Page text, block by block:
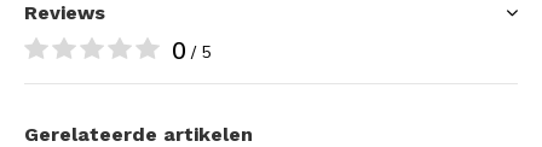
Reviews
0 / 5
Gerelateerde artikelen